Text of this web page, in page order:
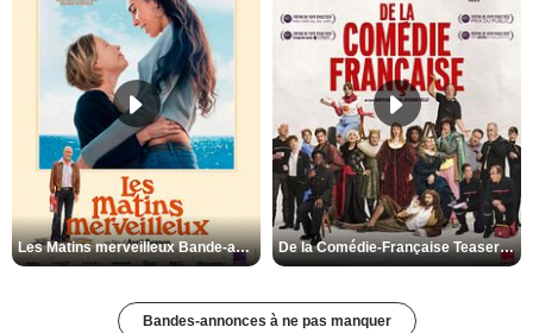
Les Matins merveilleux Bande-annonce VF De la Comédie-Française Teaser VF
Bandes-annonces à ne pas manquer